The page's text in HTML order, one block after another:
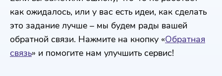
как ожидалось, или у вас есть идеи, как сделать
это задание лучше – мы будем рады вашей
обратной связи. Нажмите на кнопку «Обратная
связь» и помогите нам улучшить сервис!